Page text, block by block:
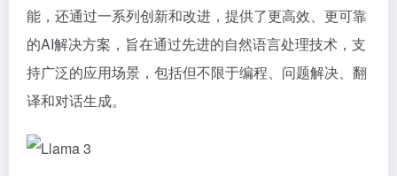
能，还通过一系列创新和改进，提供了更高效、更可靠
的AI解决方案，旨在通过先进的自然语言处理技术，支
持广泛的应用场景，包括但不限于编程、问题解决、翻
译和对话生成。